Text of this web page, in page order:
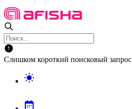
Слишком короткий поисковый запрос